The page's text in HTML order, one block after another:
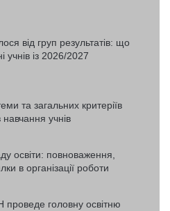
від груп результатів: що
учнів із 2026/2027
та загальних критеріїв
навчання учнів
освіти: повноваження,
в організації роботи
головну освітню